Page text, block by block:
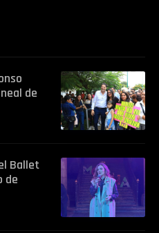
de
Ballet
de